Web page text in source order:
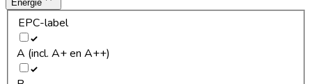
Energie
EPC-label
A (incl. A+ en A++)